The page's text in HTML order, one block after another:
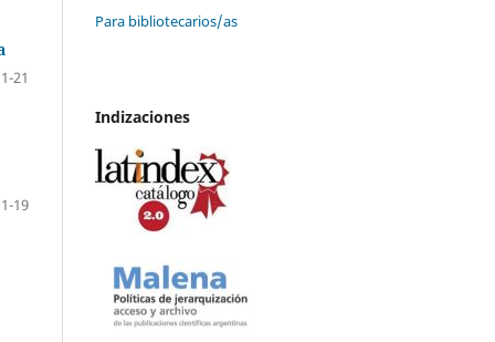
1-21
1-19
Para bibliotecarios/as
Indizaciones